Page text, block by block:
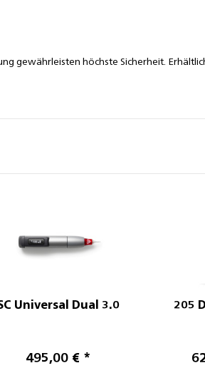
gewährleisten höchste Sicherheit.
Universal Dual 3.0
495,00 € *
205